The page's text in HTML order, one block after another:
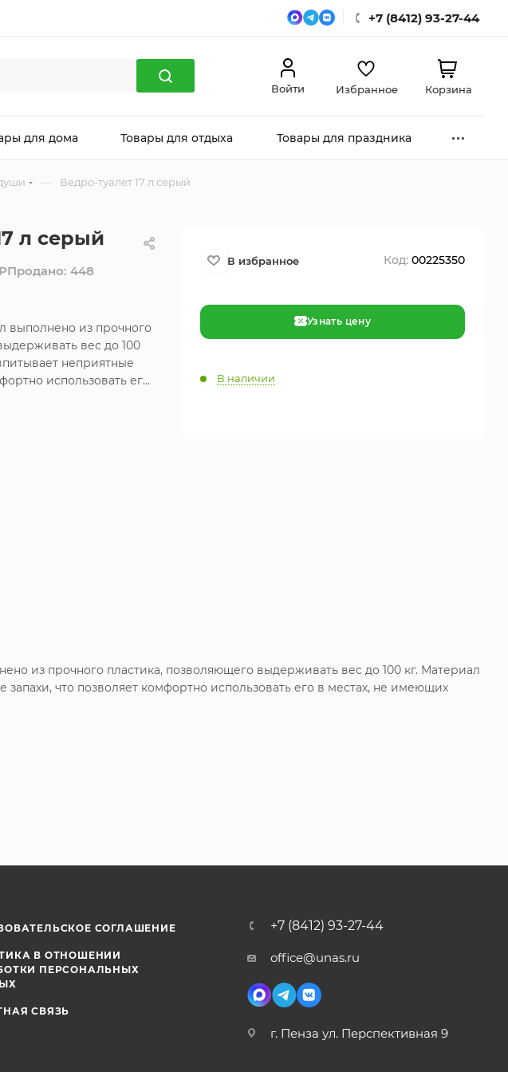
+7 (8412) 93-27-44
Войти
Избранное Корзина
для дома Товары для отдыха Товары для праздника
— Ведро-туалет 17 л серый
л серый
Продано: 448
выполнено из прочного
вес до 100
неприятные
использовать его
Код: 00225350
Узнать цену
В наличии
из прочного пластика, позволяющего выдерживать вес до 100 кг. Материал
запахи, что позволяет комфортно использовать его в местах, не имеющих
СОГЛАШЕНИЕ
В ОТНОШЕНИИ
ПЕРСОНАЛЬНЫХ
СВЯЗЬ
+7 (8412) 93-27-44
office@unas.ru
г. Пенза ул. Перспективная 9